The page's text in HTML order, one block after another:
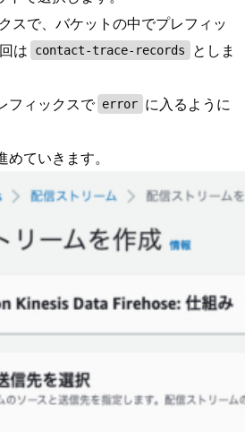
スで、バケットの中でプレフィッ
は
contact-trace-records
としま
フィックスで error に入るように
ていきます。